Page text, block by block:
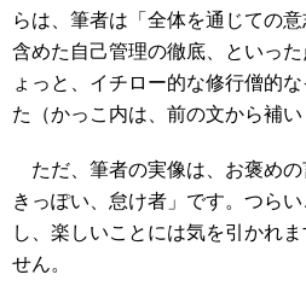
らは、筆者は「全体を通じての
含めた自己管理の徹底、といっ
ょっと、イチロー的な修行僧的
た（かっこ内は、前の文から補い
ただ、筆者の実像は、お褒め
きっぽい、怠け者」です。つら
し、楽しいことには気を引かれ
せん。